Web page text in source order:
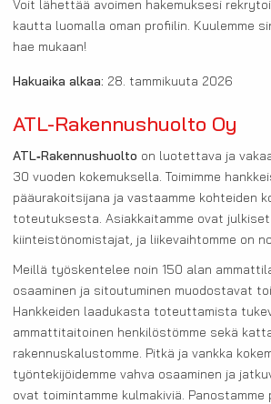
Voit lähettää avoimen hakemuksesi
kautta luomalla oman profiilin. Kuulemme
hae mukaan!
Hakuaika alkaa: 28. tammikuuta 2026
ATL-Rakennushuolto Oy
ATL‑Rakennushuolto on luotettava ja
30 vuoden kokemuksella. Toimimme
pääurakoitsijana ja vastaamme kohteiden
toteutuksesta. Asiakkaitamme ovat
kiinteistönomistajat, ja liikevaihtomme on
Meillä työskentelee noin 150 alan
osaaminen ja sitoutuminen muodostavat
Hankkeiden laadukasta toteuttamista
ammattitaitoinen henkilöstömme sekä
rakennuskalustomme. Pitkä ja vankka
työntekijöidemme vahva osaaminen ja
ovat toimintamme kulmakiviä.